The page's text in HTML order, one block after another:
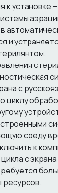
установке
и
с
циклу
среду
к
с
ресурсов.